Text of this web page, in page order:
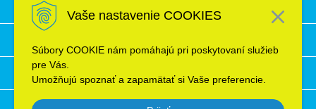
Vaše nastavenie COOKIES
Súbory COOKIE nám pomáhajú pri poskytovaní služieb
pre Vás.
Umožňujú spoznať a zapamätať si Vaše preferencie.
Obchodné podmienky
Ochrana osobných údajov